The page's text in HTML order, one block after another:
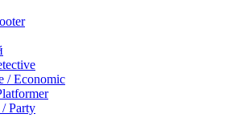
/ Economic
Party